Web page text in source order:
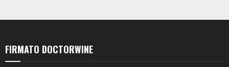
FIRMATO DOCTORWINE